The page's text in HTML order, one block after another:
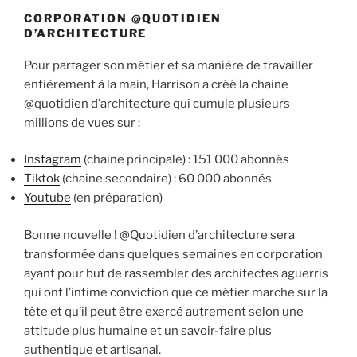
CORPORATION @QUOTIDIEN
D’ARCHITECTURE
Pour partager son métier et sa manière de travailler
entièrement à la main, Harrison a créé la chaine
@quotidien d’architecture qui cumule plusieurs
millions de vues sur :
Instagram (chaine principale) : 151 000 abonnés
Tiktok (chaine secondaire) : 60 000 abonnés
Youtube (en préparation)
Bonne nouvelle ! @Quotidien d’architecture sera
transformée dans quelques semaines en corporation
ayant pour but de rassembler des architectes aguerris
qui ont l’intime conviction que ce métier marche sur la
tête et qu’il peut être exercé autrement selon une
attitude plus humaine et un savoir-faire plus
authentique et artisanal.